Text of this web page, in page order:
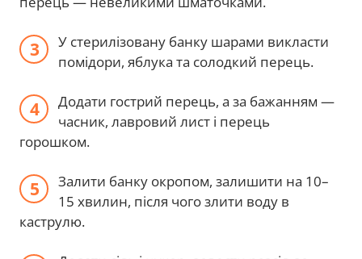
У стерилізовану банку шарами викласти
помідори, яблука та солодкий перець.
Додати гострий перець, а за бажанням —
часник, лавровий лист і перець
горошком.
Залити банку окропом, залишити на 10–
15 хвилин, після чого злити воду в
каструлю.